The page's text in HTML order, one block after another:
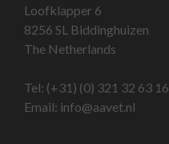
Loofklapper 6
8256 SL Biddinghuizen
The Netherlands
Tel: (+31) (0) 321 32 63 16
Email: info@aavet.nl